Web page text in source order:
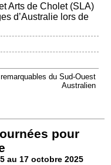
Arts de Cholet (SLA)
d’Australie lors de
du Sud-Ouest
Australien
pour
au 17 octobre 2025